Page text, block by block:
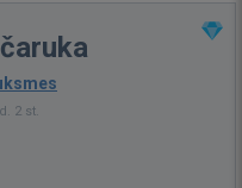
2 st.